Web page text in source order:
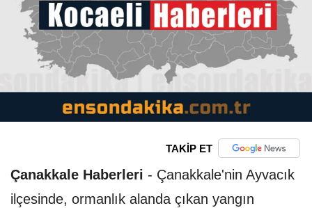
TAKİP ET
Çanakkale Haberleri - Çanakkale'nin Ayvacık
ilçesinde, ormanlık alanda çıkan yangın